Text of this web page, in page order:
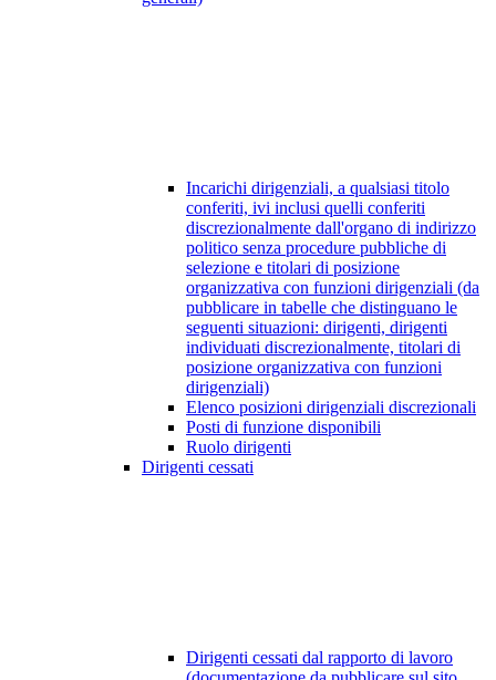
Incarichi dirigenziali, a qualsiasi titolo
conferiti, ivi inclusi quelli conferiti
discrezionalmente dall'organo di indirizzo
politico senza procedure pubbliche di
selezione e titolari di posizione
organizzativa con funzioni dirigenziali (da
pubblicare in tabelle che distinguano le
seguenti situazioni: dirigenti, dirigenti
individuati discrezionalmente, titolari di
posizione organizzativa con funzioni
dirigenziali)
Elenco posizioni dirigenziali discrezionali
Posti di funzione disponibili
Ruolo dirigenti
Dirigenti cessati
Dirigenti cessati dal rapporto di lavoro